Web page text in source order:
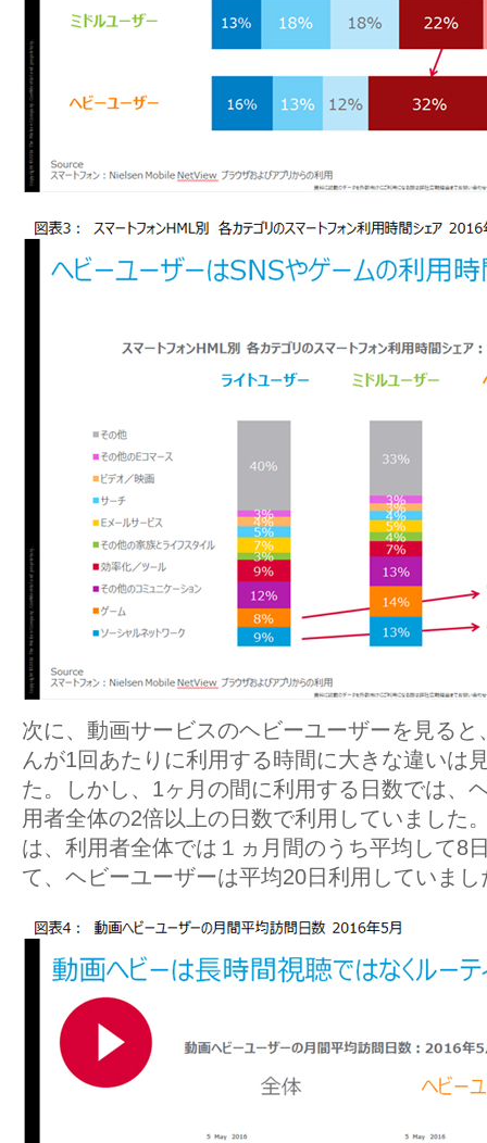
次に、動画サービスのヘビーユーザーを見る
んが1回あたりに利用する時間に大きな違いは
た。しかし、1ヶ月の間に利用する日数では、
用者全体の2倍以上の日数で利用していました
は、利用者全体では１ヵ月間のうち平均して8
て、ヘビーユーザーは平均20日利用していま